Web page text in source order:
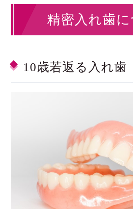
精密入れ歯
10歳若返る入れ歯